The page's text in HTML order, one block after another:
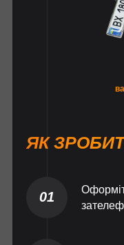
ЯК
01